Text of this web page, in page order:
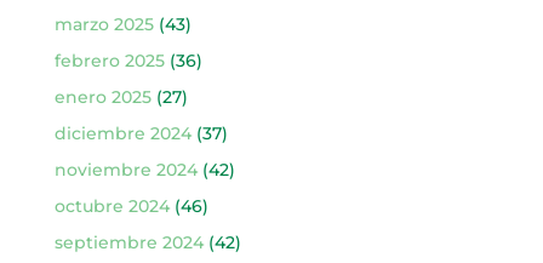
marzo 2025(43)
febrero 2025(36)
enero 2025(27)
diciembre 2024(37)
noviembre 2024(42)
octubre 2024(46)
septiembre 2024(42)